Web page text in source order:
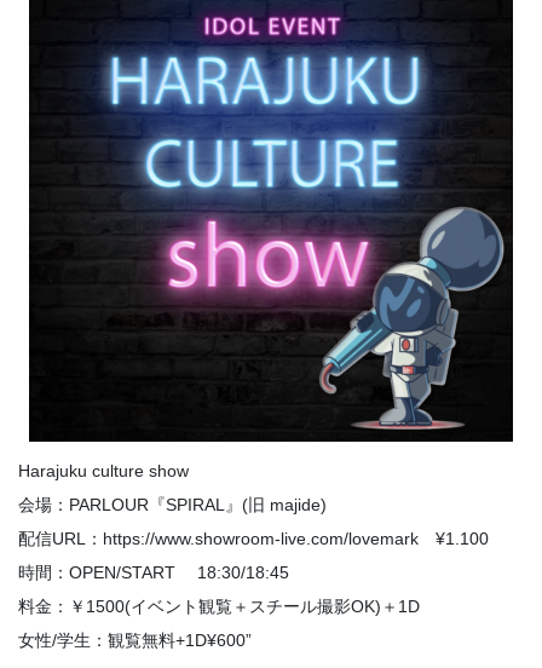
Harajuku culture show
会場：PARLOUR『SPIRAL』(旧 majide)
配信URL：https://www.showroom-live.com/lovemark ¥1.100
時間：OPEN/START 18:30/18:45
料金：￥1500(イベント観覧＋スチール撮影OK)＋1D
女性/学生：観覧無料+1D¥600”